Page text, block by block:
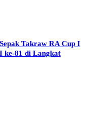
Takraw RA Cup I
ke-81 di Langkat